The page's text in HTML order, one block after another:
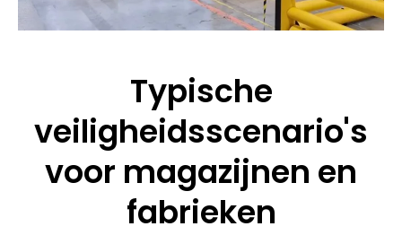
Typische
veiligheidsscenario's
voor magazijnen en
fabrieken